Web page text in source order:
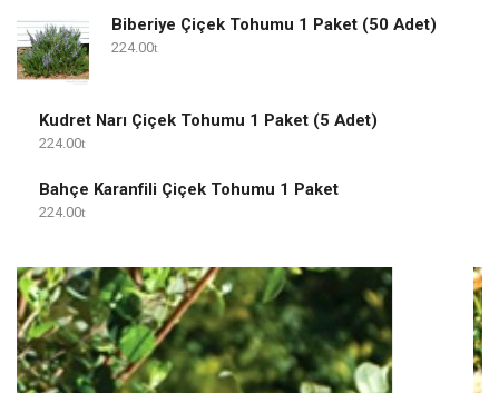
Biberiye Çiçek Tohumu 1 Paket (50 Adet)
224.00
Kudret Narı Çiçek Tohumu 1 Paket (5 Adet)
224.00
Bahçe Karanfili Çiçek Tohumu 1 Paket
224.00